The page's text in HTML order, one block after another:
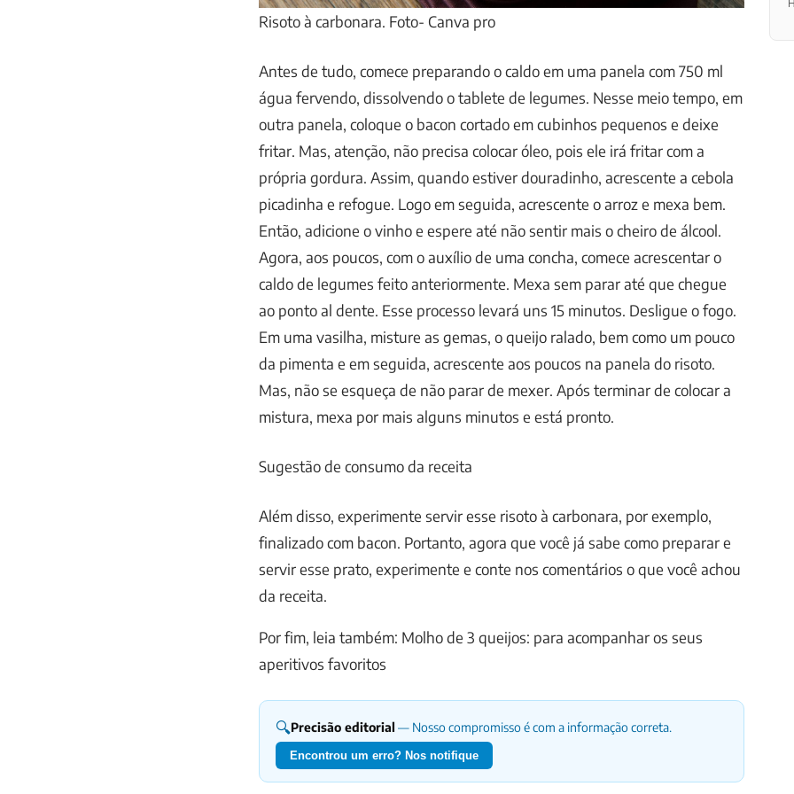
Risoto à carbonara. Foto- Canva pro
Antes de tudo, comece preparando o caldo em uma panela com 750 ml
água fervendo, dissolvendo o tablete de legumes. Nesse meio tempo, em
outra panela, coloque o bacon cortado em cubinhos pequenos e deixe
fritar. Mas, atenção, não precisa colocar óleo, pois ele irá fritar com a
própria gordura. Assim, quando estiver douradinho, acrescente a cebola
picadinha e refogue. Logo em seguida, acrescente o arroz e mexa bem.
Então, adicione o vinho e espere até não sentir mais o cheiro de álcool.
Agora, aos poucos, com o auxílio de uma concha, comece acrescentar o
caldo de legumes feito anteriormente. Mexa sem parar até que chegue
ao ponto al dente. Esse processo levará uns 15 minutos. Desligue o fogo.
Em uma vasilha, misture as gemas, o queijo ralado, bem como um pouco
da pimenta e em seguida, acrescente aos poucos na panela do risoto.
Mas, não se esqueça de não parar de mexer. Após terminar de colocar a
mistura, mexa por mais alguns minutos e está pronto.
Sugestão de consumo da receita
Além disso, experimente servir esse risoto à carbonara, por exemplo,
finalizado com bacon. Portanto, agora que você já sabe como preparar e
servir esse prato, experimente e conte nos comentários o que você achou
da receita.
Por fim, leia também: Molho de 3 queijos: para acompanhar os seus
aperitivos favoritos
🔍Precisão editorial — Nosso compromisso é com a informação correta.
Encontrou um erro? Nos notifique